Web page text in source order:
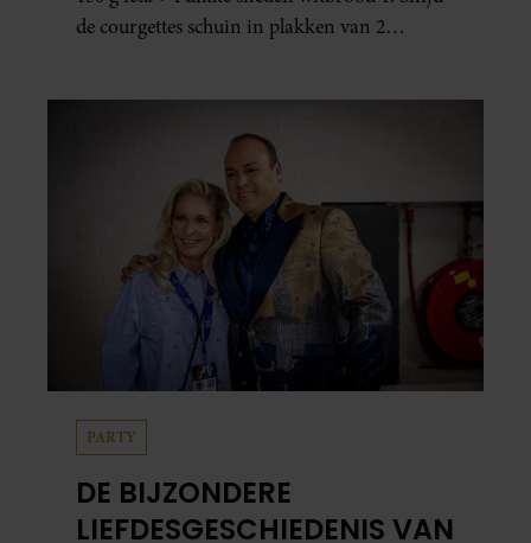
de courgettes schuin in plakken van 2
PARTY
DE BIJZONDERE
LIEFDESGESCHIEDENIS VAN